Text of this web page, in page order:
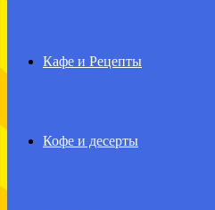
Кафе и Рецепты
Кофе и десерты